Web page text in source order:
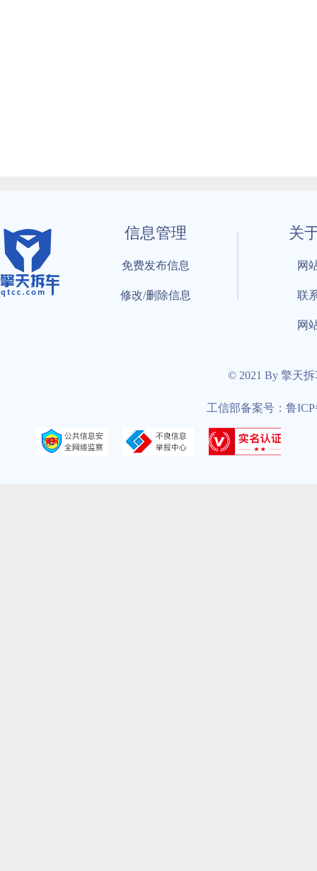
信息管理
免费发布信息
修改/删除信息
关
网
联
网
© 2021 By 擎天
工信部备案号：鲁